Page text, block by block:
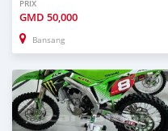
PRIX
GMD 50,000
Bansang